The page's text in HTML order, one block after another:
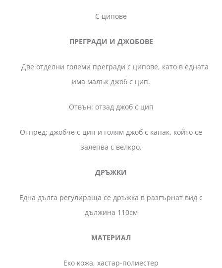
С ципове
ПРЕГРАДИ И ДЖОБОВЕ
Две отделни големи прегради с ципове, като в едната
има малък джоб с цип.
Отвън: отзад джоб с цип
Отпред: джобче с цип и голям джоб с капак, който се
залепва с велкро.
ДРЪЖКИ
Една дълга регулираща се дръжка в разгърнат вид с
дължина 110см
МАТЕРИАЛ
Еко кожа, хастар-полиестер